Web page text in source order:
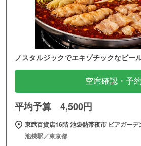
ノスタルジックでエキゾチックなビー
空席確認・予約
平均予算 4,500円
東武百貨店16階 池袋熱帯夜市 ビアガーデ
池袋駅／東京都